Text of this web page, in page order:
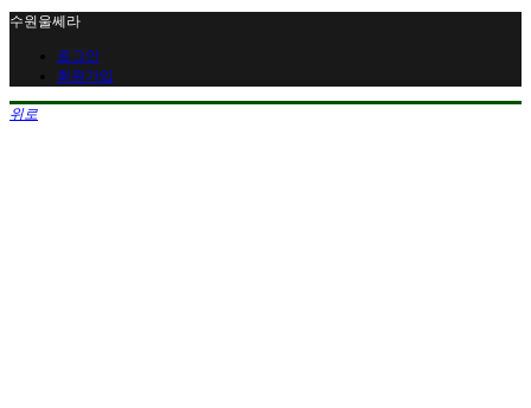
수원울쎄라
로그인
회원가입
위로